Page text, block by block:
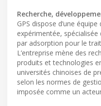
Recherche,
GPS dispose d’une
expérimentée,
par adsorption pour le
L’entreprise mène des
produits et technologies
universités chinoises de
selon les normes de
imposée comme un